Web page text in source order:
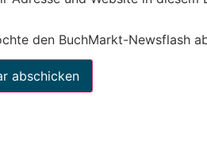
den BuchMarkt-Newsflash